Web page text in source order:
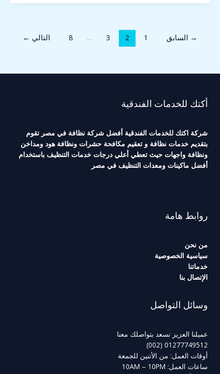
→ السابق 1
2
3
…
8 التالي ←
أكتك للخدمات الفندقية
شركة اكتك للخدمات الفندقية أفضل شركة نظافة في مصر تقوم
بتقديم خدمات نظافة و تعقيم مكافحة حشرات ونظافة هود ومداخن
ونظافة واجهات حيث تعطي أعلي درجات خدمات التنظيف باستخدام
أفضل ماكينات ومعدات التنظيف في مصر
روابط هامة
من نحن
سياسية الخصوصية
خدماتنا
الإتصال بنا
وسائل التواصل
عميلنا العزيز نسعد بتواصلك معنا
01277749512 (002)
أوقات العمل: من الأتنين للجمعة
ساعات العمل: 10AM – 10PM